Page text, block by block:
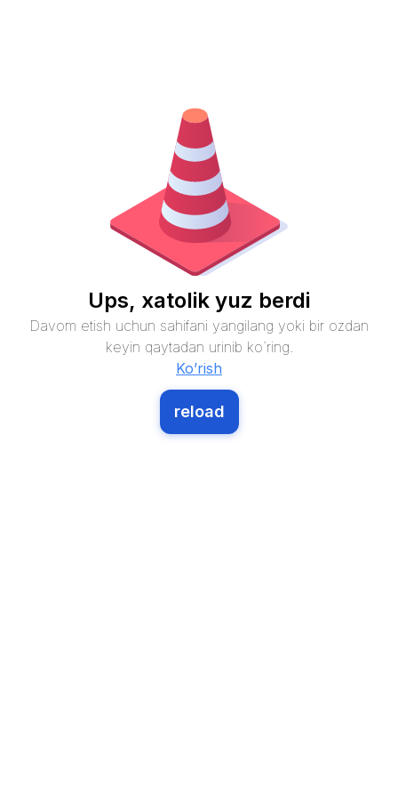
Ups, xatolik yuz berdi
Davom etish uchun sahifani yangilang yoki bir ozdan
keyin qaytadan urinib ko`ring.
Ko’rish
reload